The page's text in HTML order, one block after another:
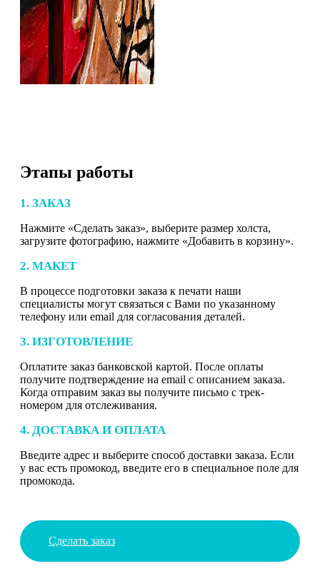
Этапы работы
1. ЗАКАЗ
Нажмите «Сделать заказ», выберите размер холста,
загрузите фотографию, нажмите «Добавить в корзину».
2. МАКЕТ
В процессе подготовки заказа к печати наши
специалисты могут связаться с Вами по указанному
телефону или email для согласования деталей.
3. ИЗГОТОВЛЕНИЕ
Оплатите заказ банковской картой. После оплаты
получите подтверждение на email с описанием заказа.
Когда отправим заказ вы получите письмо с трек-
номером для отслеживания.
4. ДОСТАВКА И ОПЛАТА
Введите адрес и выберите способ доставки заказа. Если
у вас есть промокод, введите его в специальное поле для
промокода.
Сделать заказ